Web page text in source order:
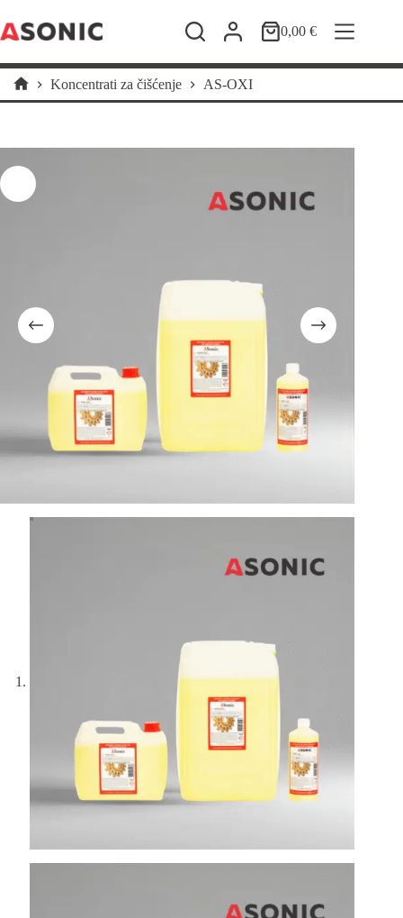
na
sadržaj
Košarica
0,00€
Početna
Koncentrati za čišćenje AS-OXI